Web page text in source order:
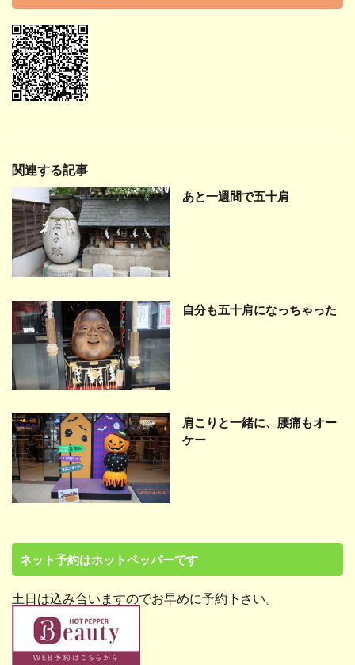
関連する記事
あと一週間で五十肩
自分も五十肩になっちゃった
肩こりと一緒に、腰痛もオー
ケー
ネット予約はホットペッパーです
土日は込み合いますのでお早めに予約下さい。